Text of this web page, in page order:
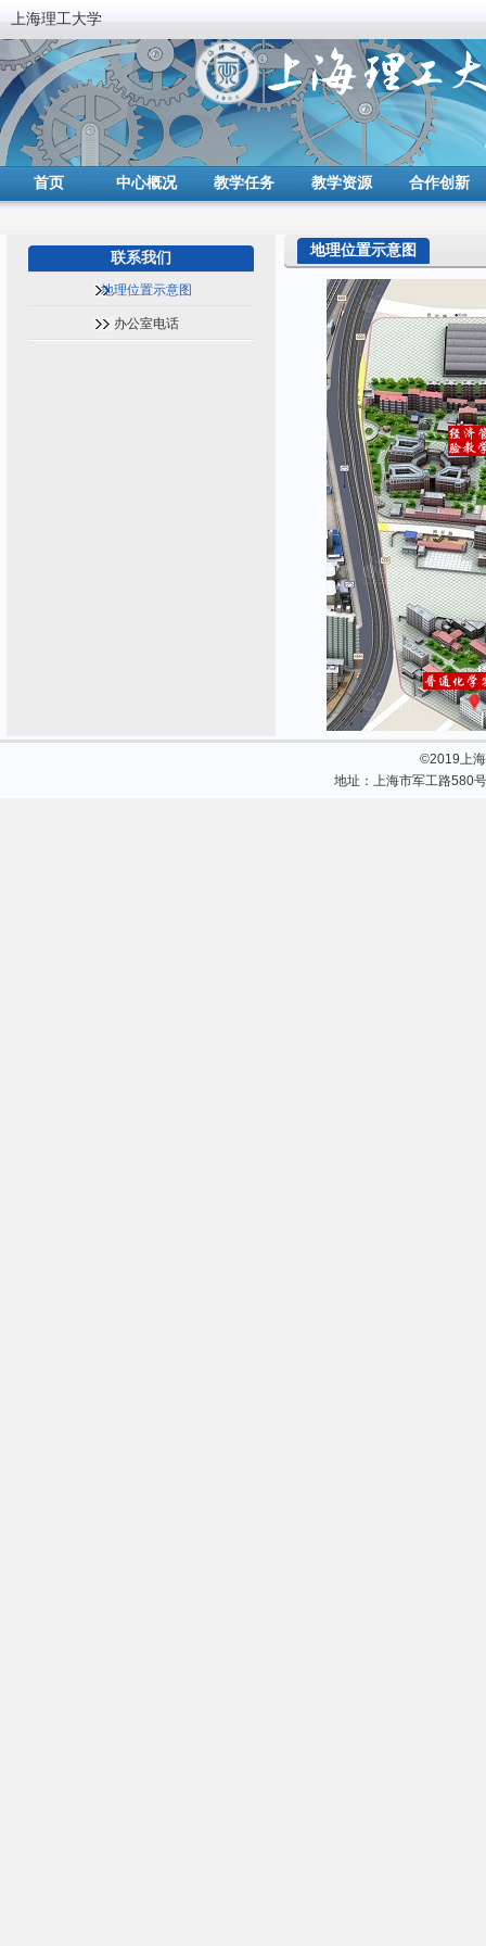
上海理工大学
首页 中心概况 教学任务 教学资源 合作创新
联系我们
地理位置示意图
办公室电话
地理位置示意图
©2019上
地址：上海市军工路